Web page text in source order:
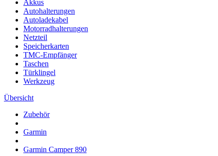
Akkus
Autohalterungen
Autoladekabel
Motorradhalterungen
Netzteil
Speicherkarten
TMC-Empfänger
Taschen
Türklingel
Werkzeug
Übersicht
Zubehör
Garmin
Garmin Camper 890